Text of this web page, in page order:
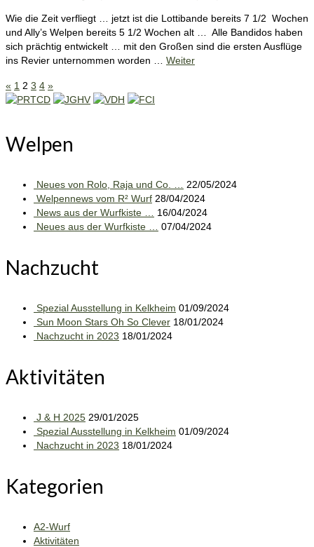
Wie die Zeit verfliegt … jetzt ist die Lottibande bereits 7 1/2 Wochen
und Ally’s Welpen bereits 5 1/2 Wochen alt … Alle Bandidos haben
sich prächtig entwickelt … mit den Großen sind die ersten Ausflüge
ins Revier unternommen worden … Weiter
Seitennummerierung
Beiträge
« 1 2 3 4 »
Welpen
Neues von Rolo, Raja und Co. …
22/05/2024
Welpennews vom R² Wurf 28/04/2024
News aus der Wurfkiste …
16/04/2024
Neues aus der Wurfkiste …
07/04/2024
Nachzucht
Spezial Ausstellung in Kelkheim 01/09/2024
Sun Moon Stars Oh So Clever 18/01/2024
Nachzucht in 2023 18/01/2024
Aktivitäten
J & H 2025 29/01/2025
Spezial Ausstellung in Kelkheim 01/09/2024
Nachzucht in 2023 18/01/2024
Kategorien
A2-Wurf
Aktivitäten